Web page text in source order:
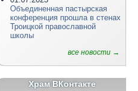
Объединенная пастырская
конференция прошла в стенах
Троицкой православной
школы
все новости →
Храм ВКонтакте